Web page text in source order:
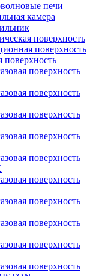
печи
камера
поверхность
поверхность
поверхность
поверхность
поверхность
поверхность
поверхность
поверхность
поверхность
поверхность
поверхность
поверхность
поверхность